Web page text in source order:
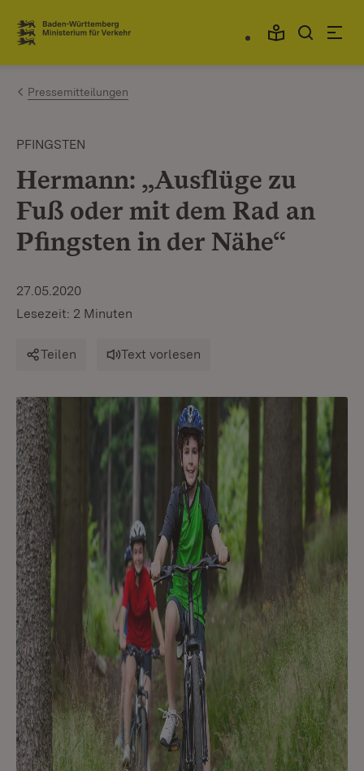
Zum Inhalt springen
Link zur Startseite
Pressemitteilungen
PFINGSTEN
Hermann: „Ausflüge zu
Fuß oder mit dem Rad an
Pfingsten in der Nähe“
27.05.2020
Lesezeit: 2 Minuten
Teilen Text vorlesen